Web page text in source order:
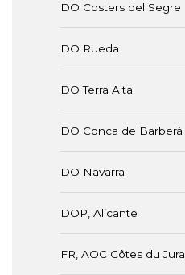
DO Costers del Segre
DO Rueda
DO Terra Alta
DO Conca de Barberà
DO Navarra
DOP, Alicante
FR, AOC Côtes du Jura